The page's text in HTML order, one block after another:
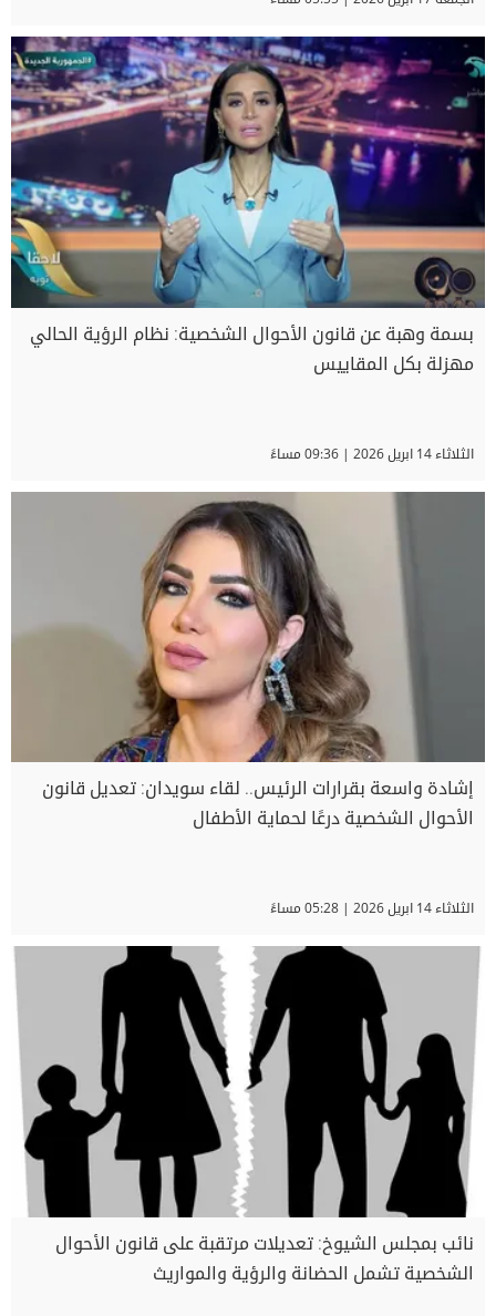
بسمة وهبة عن قانون الأحوال الشخصية: نظام الرؤية الحالي
مهزلة بكل المقاييس
الثلاثاء 14 ابريل 2026 | 09:36 مساءً
إشادة واسعة بقرارات الرئيس.. لقاء سويدان: تعديل قانون
الأحوال الشخصية درعًا لحماية الأطفال
الثلاثاء 14 ابريل 2026 | 05:28 مساءً
نائب بمجلس الشيوخ: تعديلات مرتقبة على قانون الأحوال
الشخصية تشمل الحضانة والرؤية والمواريث